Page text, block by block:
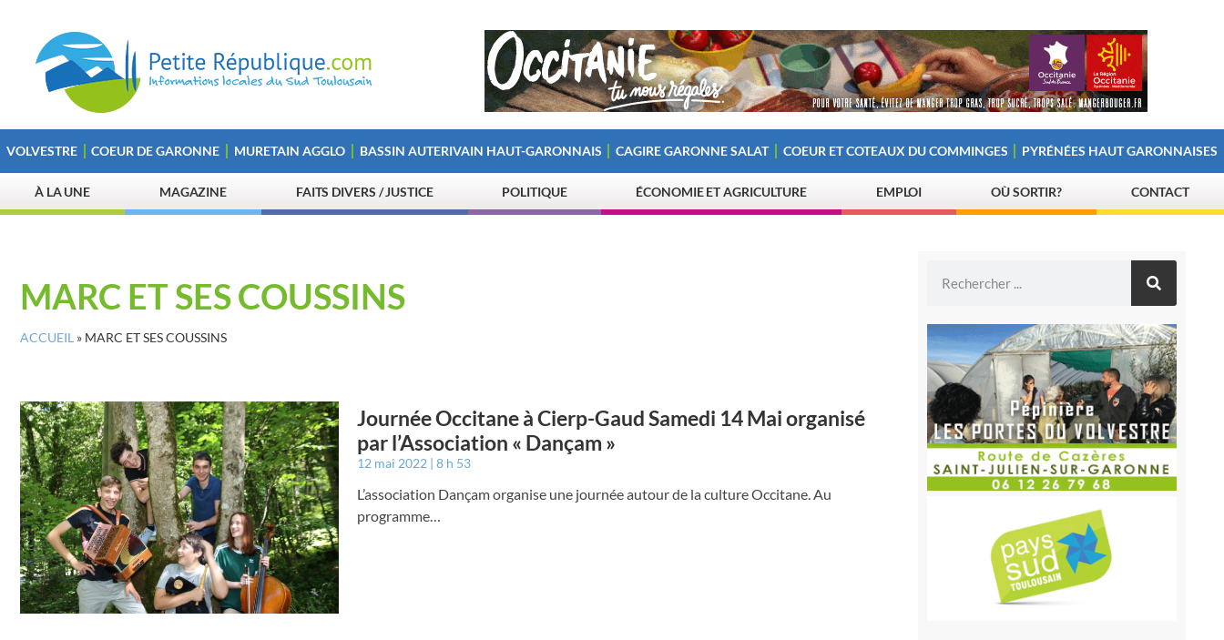
VOLVESTRE COEUR DE GARONNE MURETAIN AGGLO BASSIN AUTERIVAIN HAUT-GARONNAIS CAGIRE GARONNE SALAT COEUR ET COTEAUX DU COMMINGES PYRÉNÉES HAUT GARONNAISES
À LA UNE MAGAZINE FAITS DIVERS / JUSTICE POLITIQUE ÉCONOMIE ET AGRICULTURE EMPLOI OÙ SORTIR? CONTACT
MARC ET SES COUSSINS
ACCUEIL » MARC ET SES COUSSINS
Journée Occitane à Cierp-Gaud Samedi 14 Mai organisé
par l’Association « Dançam »
12 mai 2022 8 h 53
L’association Dançam organise une journée autour de la culture Occitane. Au
programme…